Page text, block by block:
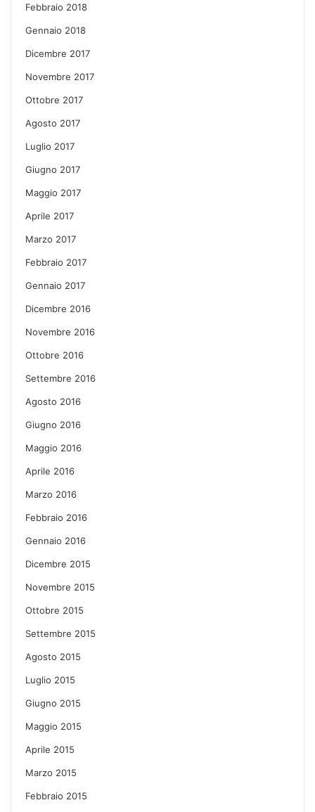
Febbraio 2018
Gennaio 2018
Dicembre 2017
Novembre 2017
Ottobre 2017
Agosto 2017
Luglio 2017
Giugno 2017
Maggio 2017
Aprile 2017
Marzo 2017
Febbraio 2017
Gennaio 2017
Dicembre 2016
Novembre 2016
Ottobre 2016
Settembre 2016
Agosto 2016
Giugno 2016
Maggio 2016
Aprile 2016
Marzo 2016
Febbraio 2016
Gennaio 2016
Dicembre 2015
Novembre 2015
Ottobre 2015
Settembre 2015
Agosto 2015
Luglio 2015
Giugno 2015
Maggio 2015
Aprile 2015
Marzo 2015
Febbraio 2015